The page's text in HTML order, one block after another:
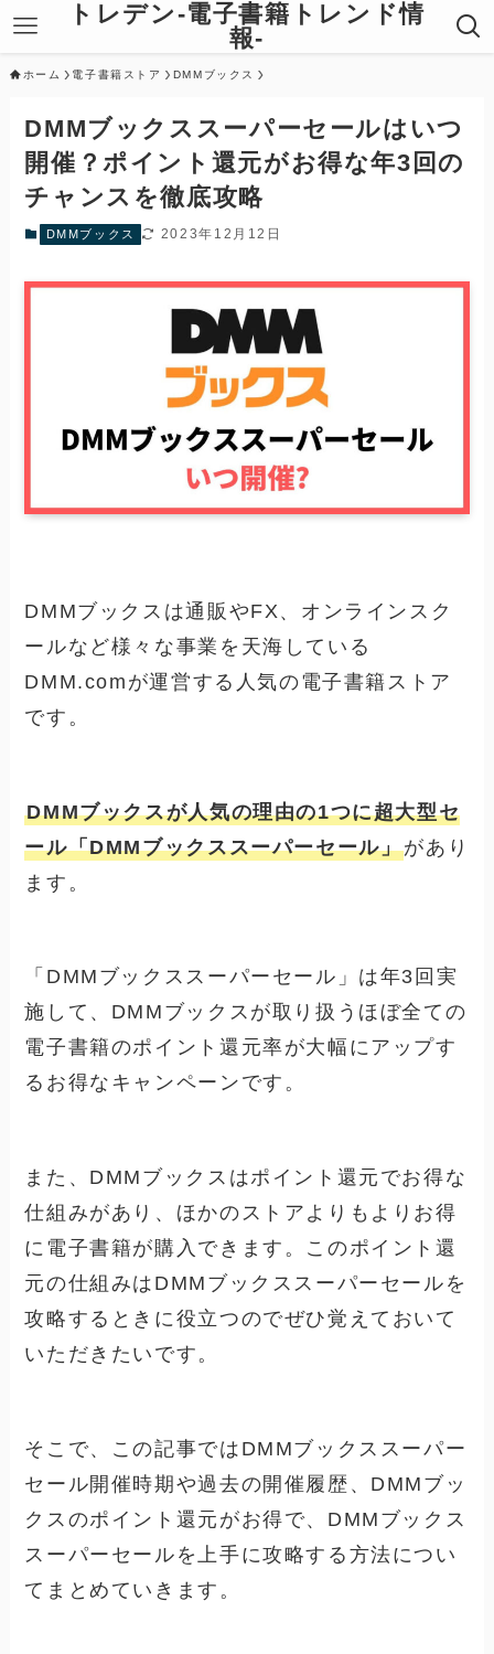
トレデン-電子書籍トレンド情
報-
ホーム 電子書籍ストア DMMブックス
DMMブックススーパーセールはいつ
開催？ポイント還元がお得な年3回の
チャンスを徹底攻略
DMMブックス 2023年12月12日
DMMブックスは通販やFX、オンラインスク
ールなど様々な事業を天海している
DMM.comが運営する人気の電子書籍ストア
です。
DMMブックスが人気の理由の1つに超大型セ
ール「DMMブックススーパーセール」があり
ます。
「DMMブックススーパーセール」は年3回実
施して、DMMブックスが取り扱うほぼ全ての
電子書籍のポイント還元率が大幅にアップす
るお得なキャンペーンです。
また、DMMブックスはポイント還元でお得な
仕組みがあり、ほかのストアよりもよりお得
に電子書籍が購入できます。このポイント還
元の仕組みはDMMブックススーパーセールを
攻略するときに役立つのでぜひ覚えておいて
いただきたいです。
そこで、この記事ではDMMブックススーパー
セール開催時期や過去の開催履歴、DMMブッ
クスのポイント還元がお得で、DMMブックス
スーパーセールを上手に攻略する方法につい
てまとめていきます。